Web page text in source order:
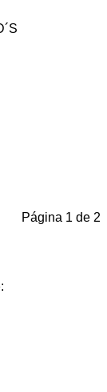
Página 1 de 2